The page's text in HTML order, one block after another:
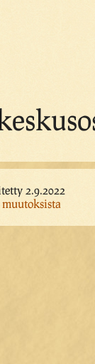
2.9.2022